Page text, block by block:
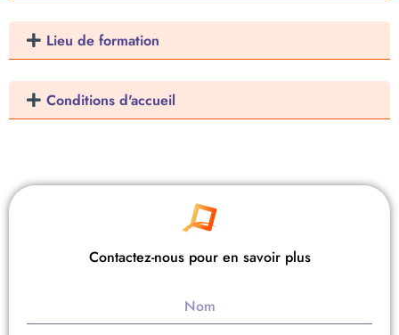
Lieu de formation
Conditions d'accueil
Contactez-nous pour en savoir plus